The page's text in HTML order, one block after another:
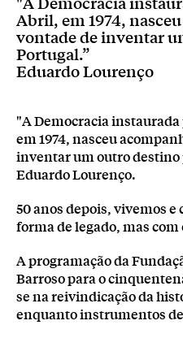
Abril, em 1974,
vontade de inventar
Portugal.”
Eduardo Lourenço
"A Democracia
em 1974, nasceu
inventar um outro destino
Eduardo Lourenço.
50 anos depois, vivemos
forma de legado, mas
A programação da
Barroso para o
se na reivindicação da
enquanto instrumentos